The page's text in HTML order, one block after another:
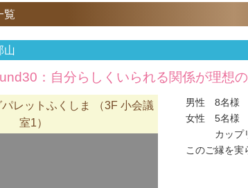
覧
山
：自分らしくいられる関係が理
レットふくしま （3F 小会議
室1）
男性 8名様
女性 5名様
カップリ
このご縁を